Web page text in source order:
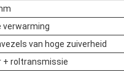
verwarming
van hoge zuiverheid
+ roltransmissie